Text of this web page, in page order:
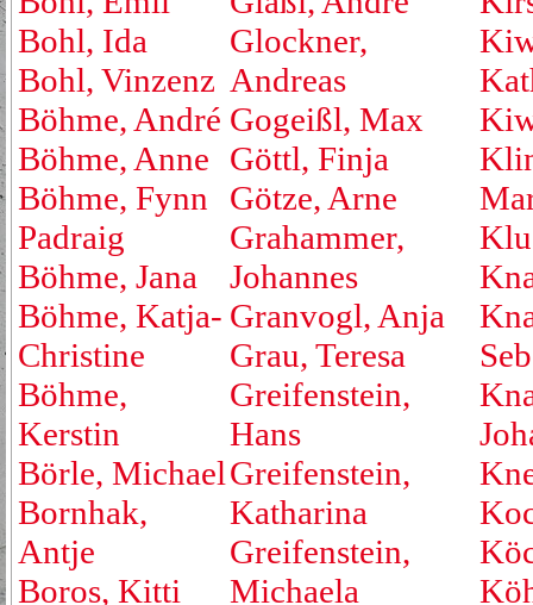
Bohl, Ida
Bohl, Vinzenz
Böhme, André
Böhme, Anne
Böhme, Fynn
Padraig
Böhme, Jana
Böhme, Katja-
Christine
Böhme,
Kerstin
Börle, Michael
Bornhak,
Antje
Boros, Kitti
Glockner,
Andreas
Gogeißl, Max
Göttl, Finja
Götze, Arne
Grahammer,
Johannes
Granvogl, Anja
Grau, Teresa
Greifenstein,
Hans
Greifenstein,
Katharina
Greifenstein,
Michaela